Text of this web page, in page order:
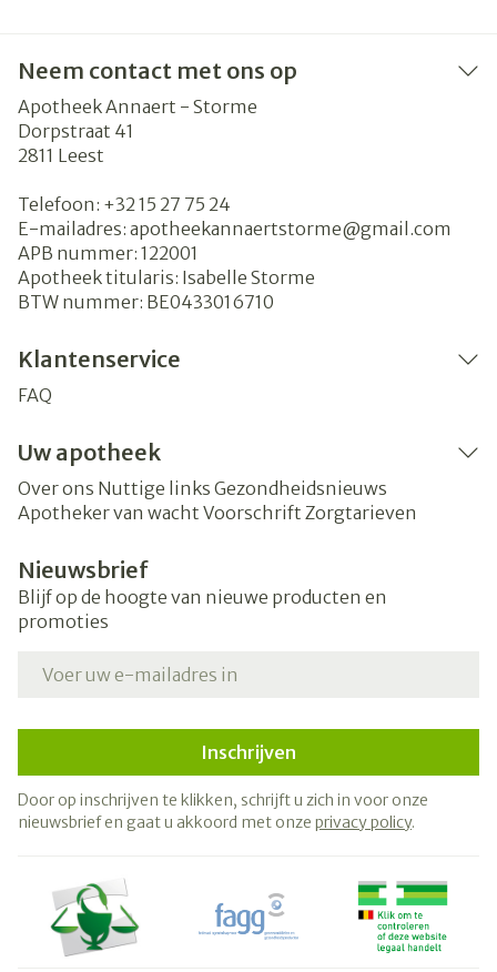
Neem contact met ons op
Apotheek Annaert - Storme
Dorpstraat 41
2811 Leest
Telefoon: +32 15 27 75 24
E-mailadres: apotheekannaertstorme@gmail.com
APB nummer: 122001
Apotheek titularis: Isabelle Storme
BTW nummer: BE0433016710
Klantenservice
FAQ
Uw apotheek
Over ons Nuttige links Gezondheidsnieuws
Apotheker van wacht Voorschrift Zorgtarieven
Nieuwsbrief
Blijf op de hoogte van nieuwe producten en
promoties
Inschrijven
Door op inschrijven te klikken, schrijft u zich in voor onze
nieuwsbrief en gaat u akkoord met onze privacy policy.